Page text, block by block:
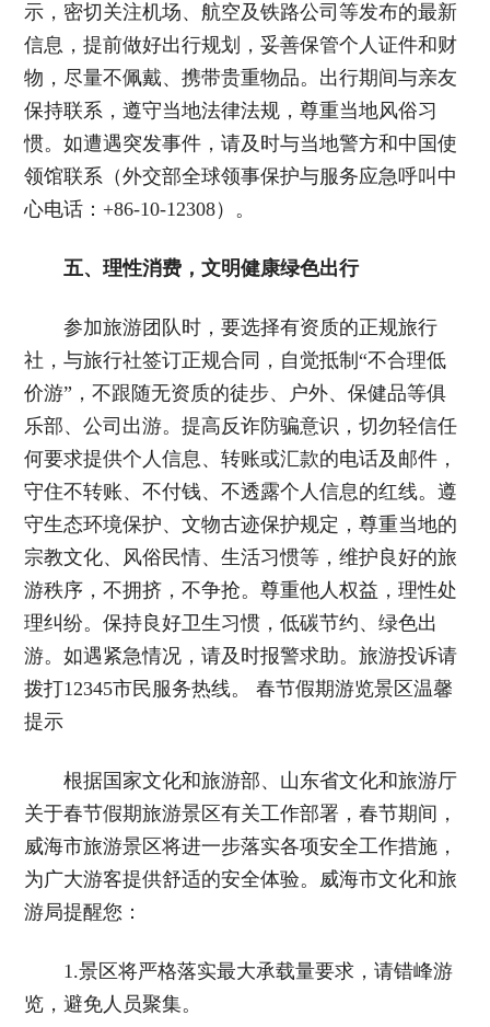
示，密切关注机场、航空及铁路公司等发布的最新
信息，提前做好出行规划，妥善保管个人证件和财
物，尽量不佩戴、携带贵重物品。出行期间与亲友
保持联系，遵守当地法律法规，尊重当地风俗习
惯。如遭遇突发事件，请及时与当地警方和中国使
领馆联系（外交部全球领事保护与服务应急呼叫中
心电话：+86-10-12308）。
五、理性消费，文明健康绿色出行
参加旅游团队时，要选择有资质的正规旅行
社，与旅行社签订正规合同，自觉抵制“不合理低
价游”，不跟随无资质的徒步、户外、保健品等俱
乐部、公司出游。提高反诈防骗意识，切勿轻信任
何要求提供个人信息、转账或汇款的电话及邮件，
守住不转账、不付钱、不透露个人信息的红线。遵
守生态环境保护、文物古迹保护规定，尊重当地的
宗教文化、风俗民情、生活习惯等，维护良好的旅
游秩序，不拥挤，不争抢。尊重他人权益，理性处
理纠纷。保持良好卫生习惯，低碳节约、绿色出
游。如遇紧急情况，请及时报警求助。旅游投诉请
拨打12345市民服务热线。 春节假期游览景区温馨
提示
根据国家文化和旅游部、山东省文化和旅游厅
关于春节假期旅游景区有关工作部署，春节期间，
威海市旅游景区将进一步落实各项安全工作措施，
为广大游客提供舒适的安全体验。威海市文化和旅
游局提醒您：
1.景区将严格落实最大承载量要求，请错峰游
览，避免人员聚集。